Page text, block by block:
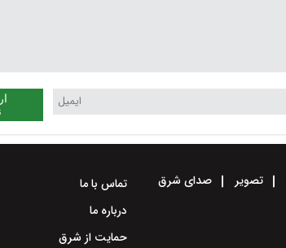
تصویر صدای شرق
تماس با ما
درباره ما
حمایت از شرق